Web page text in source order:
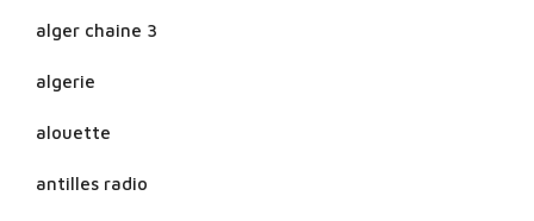
alger chaine 3
algerie
alouette
antilles radio